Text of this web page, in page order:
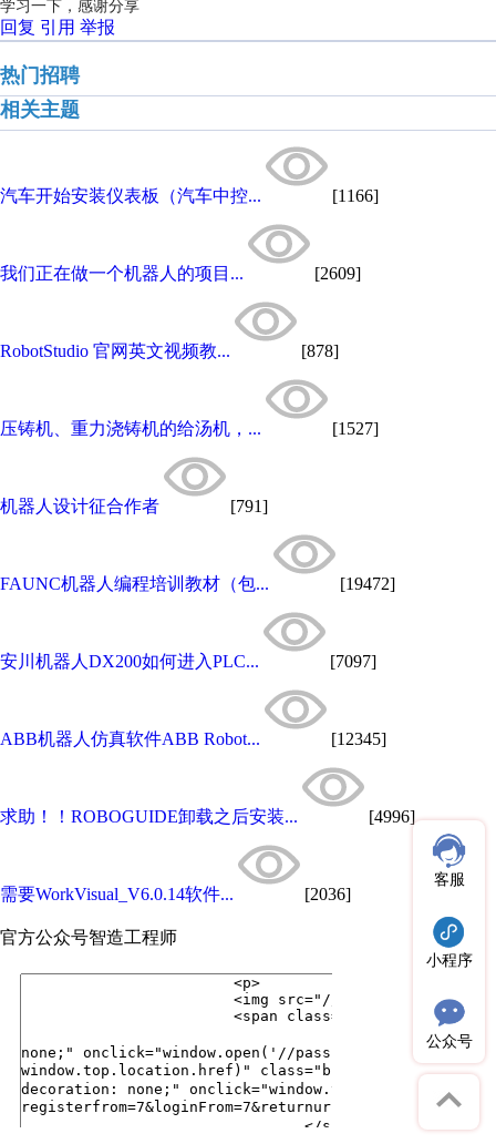
学习一下，感谢分享
回复 引用 举报
热门招聘
相关主题
汽车开始安装仪表板（汽车中控... [1166]
我们正在做一个机器人的项目... [2609]
RobotStudio 官网英文视频教... [878]
压铸机、重力浇铸机的给汤机，... [1527]
机器人设计征合作者 [791]
FAUNC机器人编程培训教材（包... [19472]
安川机器人DX200如何进入PLC... [7097]
ABB机器人仿真软件ABB Robot... [12345]
求助！！ROBOGUIDE卸载之后安装... [4996]
需要WorkVisual_V6.0.14软件... [2036]
官方公众号智造工程师
客服
小程序
公众号